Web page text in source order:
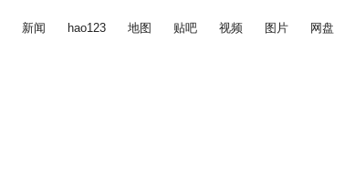
新闻 hao123 地图 贴吧 视频 图片 网盘